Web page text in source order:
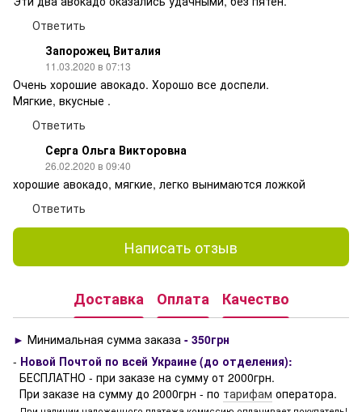
Ответить
Запорожец Виталия
11.03.2020 в 07:13
Очень хорошие авокадо. Хорошо все доспели.
Мягкие, вкусные .
Ответить
Серга Ольга Викторовна
26.02.2020 в 09:40
хорошие авокадо, мягкие, легко вынимаются ложкой
Ответить
Написать отзыв
Доставка Оплата Качество
► Минимальная сумма заказа - 350грн
- Новой Почтой по всей Украине (до отделения):
БЕСПЛАТНО - при заказе на сумму от 2000грн.
При заказе на сумму до 2000грн - по тарифам оператора.